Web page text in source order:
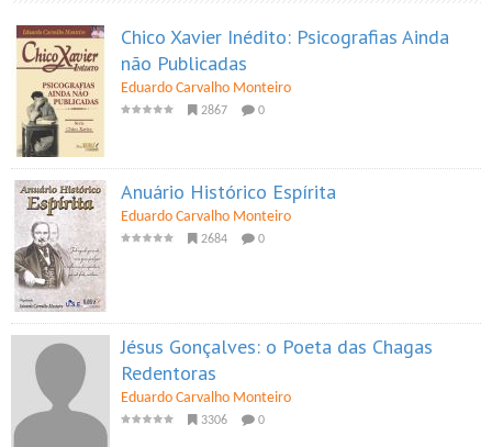
Chico Xavier Inédito: Psicografias Ainda
não Publicadas
Eduardo Carvalho Monteiro
2867 0
Anuário Histórico Espírita
Eduardo Carvalho Monteiro
2684 0
Jésus Gonçalves: o Poeta das Chagas
Redentoras
Eduardo Carvalho Monteiro
3306 0